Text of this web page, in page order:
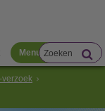
Menu
verzoek